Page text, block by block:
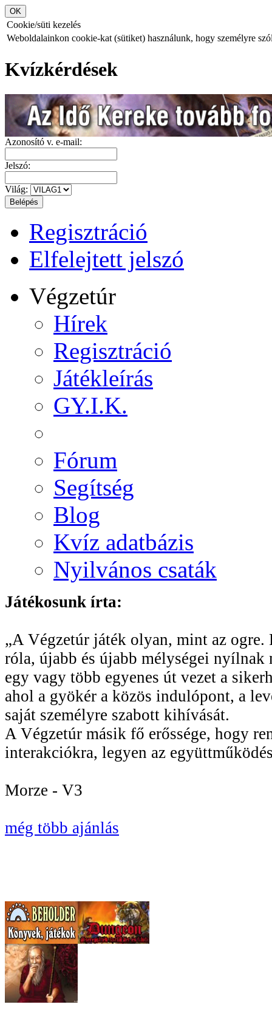
Cookie/süti kezelés
Weboldalainkon cookie-kat (sütiket) használunk, hogy személyre
Kvízkérdések
Azonosító v. e-mail:
Jelszó:
Világ:
Regisztráció
Elfelejtett jelszó
Végzetúr
Hírek
Regisztráció
Játékleírás
GY.I.K.
Fórum
Segítség
Blog
Kvíz adatbázis
Nyilvános csaták
Játékosunk írta:
„A Végzetúr játék olyan, mint az
róla, újabb és újabb mélységei
egy vagy több egyenes út vezet a
ahol a gyökér a közös indulópont, a
saját személyre szabott kihívását.
A Végzetúr másik fő erőssége, hogy
interakciókra, legyen az
Morze - V3
még több ajánlás